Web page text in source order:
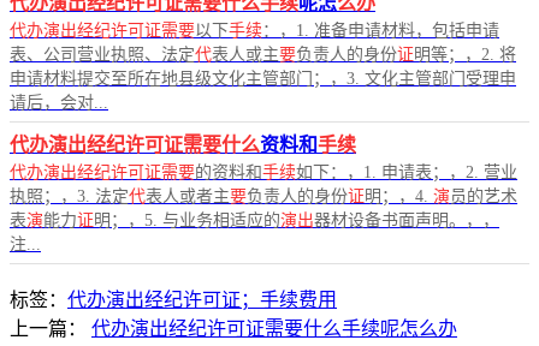
代办演出经纪许可证需要以下手续：，1. 准备申请材料，包括申请
表、公司营业执照、法定代表人或主要负责人的身份证明等；，2. 将
申请材料提交至所在地县级文化主管部门；，3. 文化主管部门受理申
请后，会对...
代办演出经纪许可证需要什么资料和手续
代办演出经纪许可证需要的资料和手续如下：，1. 申请表；，2. 营业
执照；，3. 法定代表人或者主要负责人的身份证明；，4. 演 员的艺术
表演能力证明；，5. 与业务相适应的演出器材设备书面声明。，，
注...
标签： 代办演出经纪许可证；手续费用
上一篇：
代办演出经纪许可证需要什么手续呢怎么办